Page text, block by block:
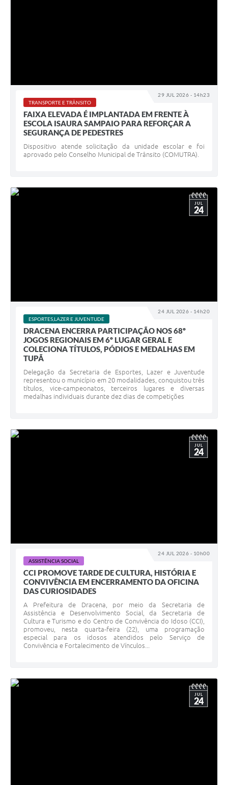
29 JUL 2026 - 14h23
TRANSPORTE E TRÂNSITO
FAIXA ELEVADA É IMPLANTADA EM FRENTE À
ESCOLA ISAURA SAMPAIO PARA REFORÇAR A
SEGURANÇA DE PEDESTRES
Dispositivo atende solicitação da unidade escolar e foi
aprovado pelo Conselho Municipal de Trânsito (COMUTRA).
24 JUL 2026 - 14h20
JUL
24
ESPORTES,LAZER E JUVENTUDE
DRACENA ENCERRA PARTICIPAÇÃO NOS 68º
JOGOS REGIONAIS EM 6º LUGAR GERAL E
COLECIONA TÍTULOS, PÓDIOS E MEDALHAS EM
TUPÃ
Delegação da Secretaria de Esportes, Lazer e Juventude
representou o município em 20 modalidades, conquistou três
títulos, vice-campeonatos, terceiros lugares e diversas
medalhas individuais durante dez dias de competições
24 JUL 2026 - 10h00
JUL
24
ASSISTÊNCIA SOCIAL
CCI PROMOVE TARDE DE CULTURA, HISTÓRIA E
CONVIVÊNCIA EM ENCERRAMENTO DA OFICINA
DAS CURIOSIDADES
A Prefeitura de Dracena, por meio da Secretaria de
Assistência e Desenvolvimento Social, da Secretaria de
Cultura e Turismo e do Centro de Convivência do Idoso (CCI),
promoveu, nesta quarta-feira (22), uma programação
especial para os idosos atendidos pelo Serviço de
Convivência e Fortalecimento de Vínculos...
JUL
24